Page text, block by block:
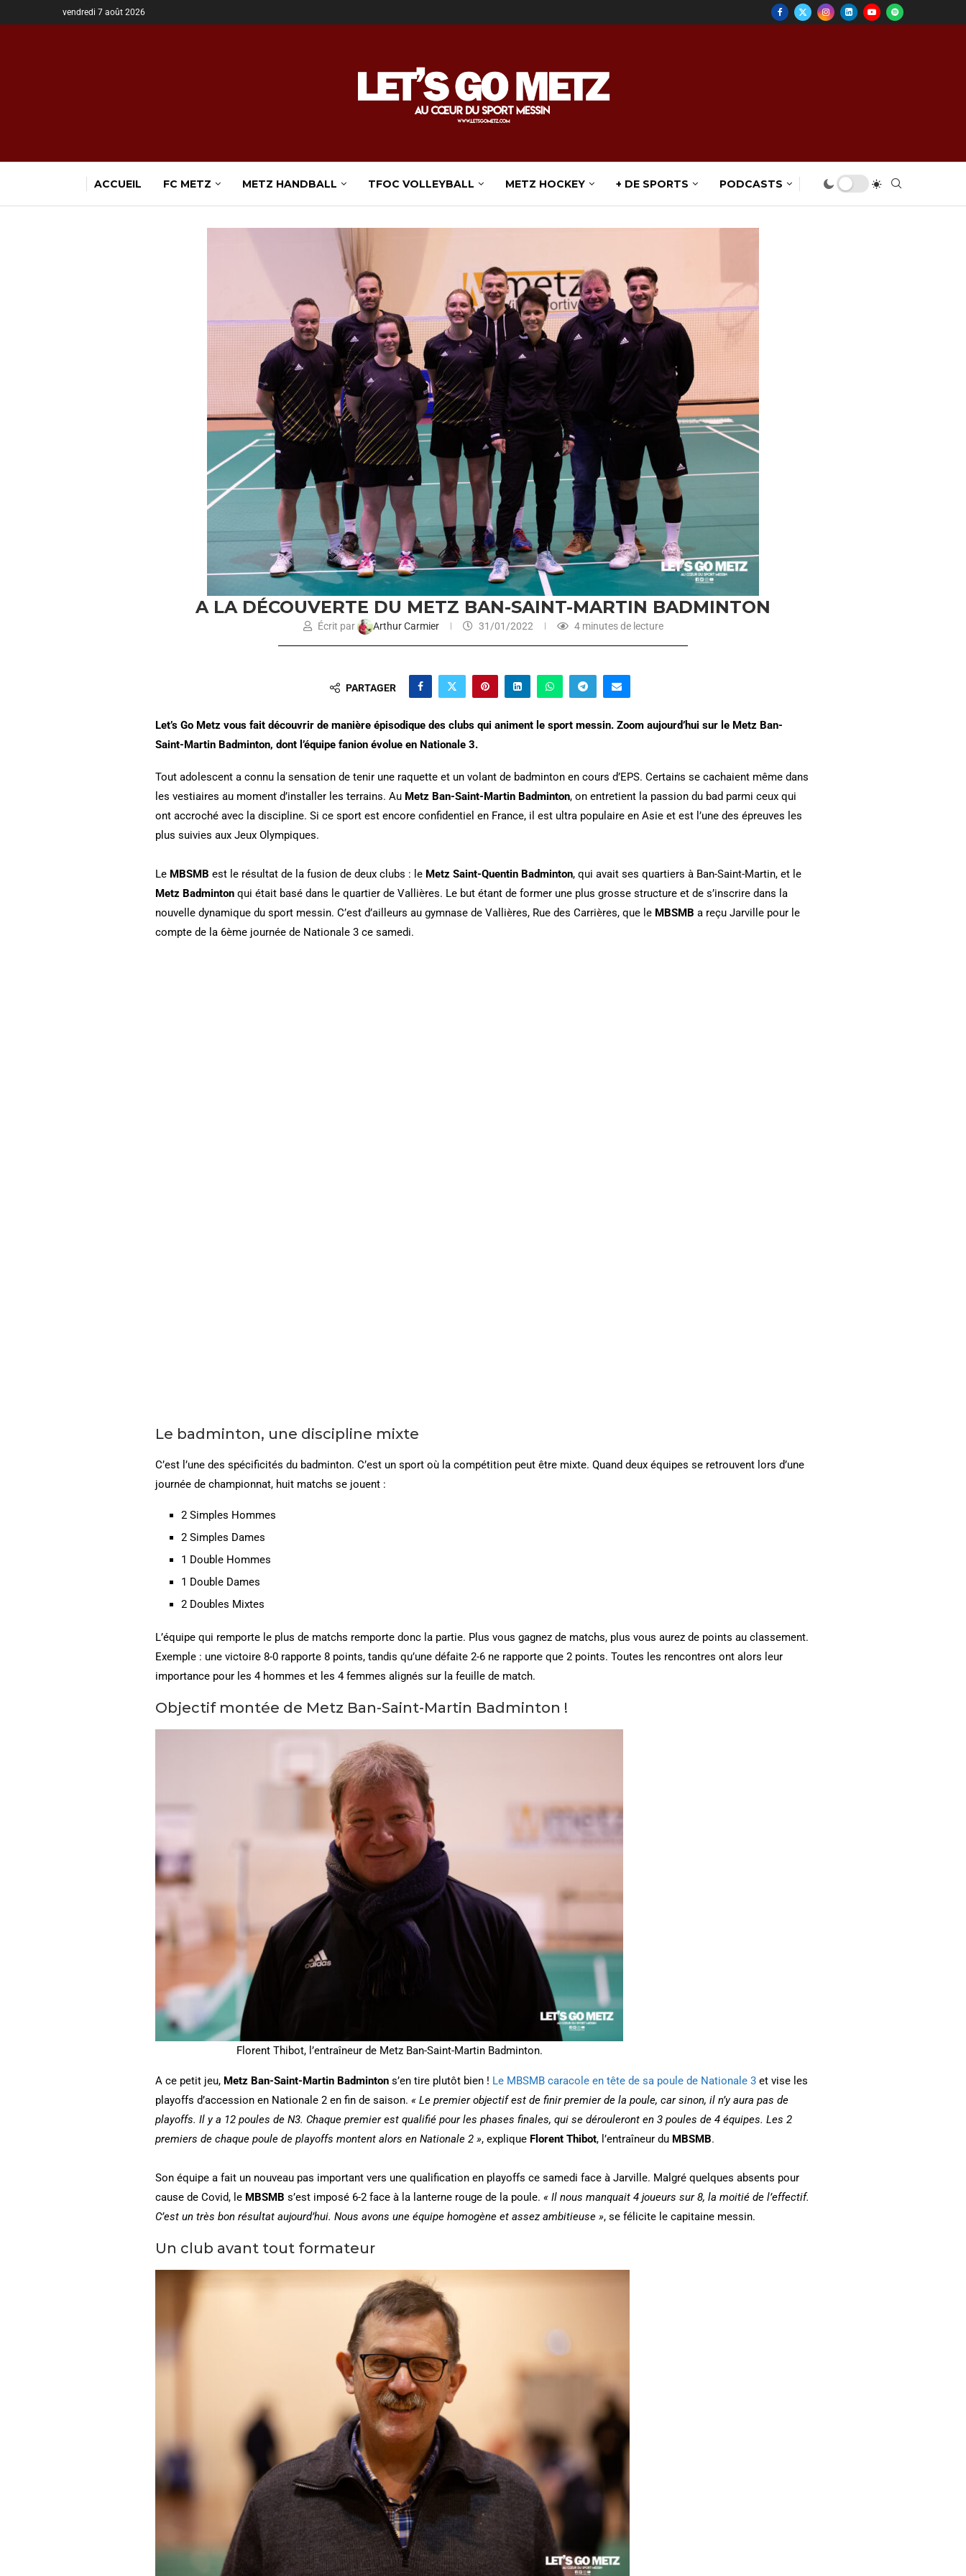
vendredi 7 août 2026
ACCUEIL FC METZ METZ HANDBALL TFOC VOLLEYBALL METZ HOCKEY + DE SPORTS PODCASTS
A LA DÉCOUVERTE DU METZ BAN-SAINT-MARTIN BADMINTON
Écrit par Arthur Carmier 31/01/2022 4 minutes de lecture
PARTAGER
Let’s Go Metz vous fait découvrir de manière épisodique des clubs qui animent le sport messin. Zoom aujourd’hui sur le Metz Ban-
Saint-Martin Badminton, dont l’équipe fanion évolue en Nationale 3.
Tout adolescent a connu la sensation de tenir une raquette et un volant de badminton en cours d’EPS. Certains se cachaient même dans
les vestiaires au moment d’installer les terrains. Au Metz Ban-Saint-Martin Badminton, on entretient la passion du bad parmi ceux qui
ont accroché avec la discipline. Si ce sport est encore confidentiel en France, il est ultra populaire en Asie et est l’une des épreuves les
plus suivies aux Jeux Olympiques.
Le MBSMB est le résultat de la fusion de deux clubs : le Metz Saint-Quentin Badminton, qui avait ses quartiers à Ban-Saint-Martin, et le
Metz Badminton qui était basé dans le quartier de Vallières. Le but étant de former une plus grosse structure et de s’inscrire dans la
nouvelle dynamique du sport messin. C’est d’ailleurs au gymnase de Vallières, Rue des Carrières, que le MBSMB a reçu Jarville pour le
compte de la 6ème journée de Nationale 3 ce samedi.
Le badminton, une discipline mixte
C’est l’une des spécificités du badminton. C’est un sport où la compétition peut être mixte. Quand deux équipes se retrouvent lors d’une
journée de championnat, huit matchs se jouent :
2 Simples Hommes
2 Simples Dames
1 Double Hommes
1 Double Dames
2 Doubles Mixtes
L’équipe qui remporte le plus de matchs remporte donc la partie. Plus vous gagnez de matchs, plus vous aurez de points au classement.
Exemple : une victoire 8-0 rapporte 8 points, tandis qu’une défaite 2-6 ne rapporte que 2 points. Toutes les rencontres ont alors leur
importance pour les 4 hommes et les 4 femmes alignés sur la feuille de match.
Objectif montée de Metz Ban-Saint-Martin Badminton !
Florent Thibot, l’entraîneur de Metz Ban-Saint-Martin Badminton.
A ce petit jeu, Metz Ban-Saint-Martin Badminton s’en tire plutôt bien ! Le MBSMB caracole en tête de sa poule de Nationale 3 et vise les
playoffs d’accession en Nationale 2 en fin de saison. « Le premier objectif est de finir premier de la poule, car sinon, il n’y aura pas de
playoffs. Il y a 12 poules de N3. Chaque premier est qualifié pour les phases finales, qui se dérouleront en 3 poules de 4 équipes. Les 2
premiers de chaque poule de playoffs montent alors en Nationale 2 », explique Florent Thibot, l’entraîneur du MBSMB.
Son équipe a fait un nouveau pas important vers une qualification en playoffs ce samedi face à Jarville. Malgré quelques absents pour
cause de Covid, le MBSMB s’est imposé 6-2 face à la lanterne rouge de la poule. « Il nous manquait 4 joueurs sur 8, la moitié de l’effectif.
C’est un très bon résultat aujourd’hui. Nous avons une équipe homogène et assez ambitieuse », se félicite le capitaine messin.
Un club avant tout formateur